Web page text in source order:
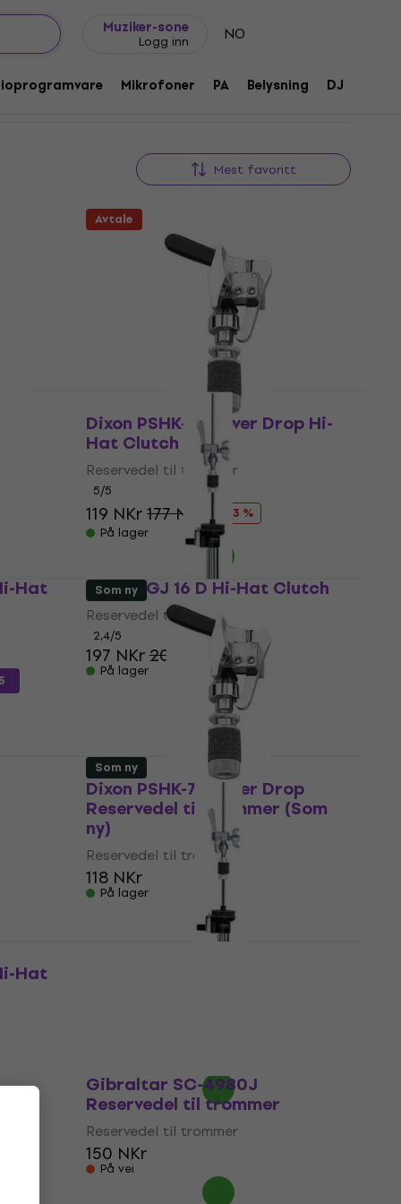
Muziker-sone
Logg inn NO
Mikrofoner PA Belysning DJ
Mest favoritt
Avtale
Dixon PSHK-7D Lever Drop Hi-
Hat Clutch
Reservedel til trommer
5/5
119 NKr177 NKr
- 33 %
På lager
Hat Stable GJ 16 D Hi-Hat Clutch
Reservedel til trommer
2,4/5
197 NKr200 NKr
På lager
Som ny
Dixon PSHK-7D Lever Drop
Reservedel til trommer (Som
ny)
Reservedel til trommer
118 NKr
På lager
Hat
Som ny
Gibraltar SC-4980J
Reservedel til trommer
Reservedel til trommer
150 NKr
På vei